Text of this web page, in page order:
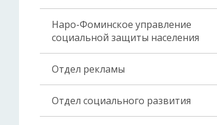
Наро-Фоминское управление
социальной защиты населения
Отдел рекламы
Отдел социального развития